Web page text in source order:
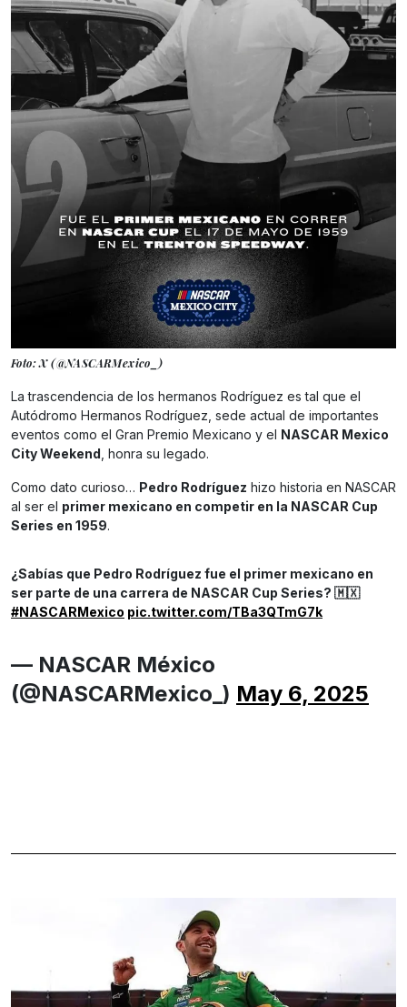
Foto: X (@NASCARMexico_)
La trascendencia de los hermanos Rodríguez es tal que el
Autódromo Hermanos Rodríguez, sede actual de importantes
eventos como el Gran Premio Mexicano y el NASCAR Mexico
City Weekend , honra su legado.
Como dato curioso… Pedro Rodríguez hizo historia en NASCAR
al ser el primer mexicano en competir en la NASCAR Cup
Series en 1959.
¿Sabías que Pedro Rodríguez fue el primer mexicano en
ser parte de una carrera de NASCAR Cup Series? 🇲🇽
#NASCARMexico pic.twitter.com/TBa3QTmG7k
— NASCAR México
(@NASCARMexico_) May 6, 2025